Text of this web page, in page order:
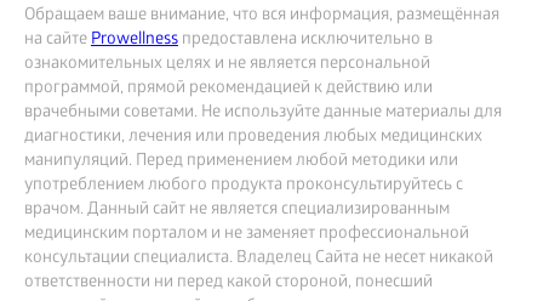
Обращаем ваше внимание, что вся информация, размещённая
на сайтеProwellness предоставлена исключительно в
ознакомительных целях и не является персональной
программой, прямой рекомендацией к действию или
врачебными советами. Не используйте данные материалы для
диагностики, лечения или проведения любых медицинских
манипуляций. Перед применением любой методики или
употреблением любого продукта проконсультируйтесь с
врачом. Данный сайт не является специализированным
медицинским порталом и не заменяет профессиональной
консультации специалиста. Владелец Сайта не несет никакой
ответственности ни перед какой стороной, понесший